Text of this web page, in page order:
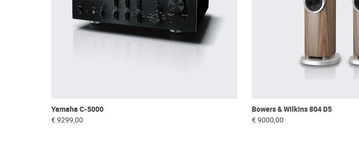
Yamaha C-5000
€ 9299,00
Bowers & Wilkins 804 D5
€ 9000,00